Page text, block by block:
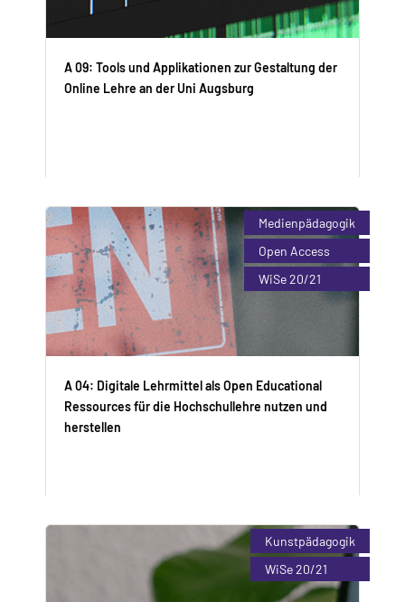
A 09: Tools und Applikationen zur Gestaltung der
Online Lehre an der Uni Augsburg
Vincent Dusanek (M.A.)
Enroll Now
A 04: Digitale Lehrmittel als Open Educational
Ressources für die Hochschullehre nutzen und
herstellen
Vincent Dusanek (M.A.)
Medienpädagogik
Open Access
WiSe 20/21
Kunstpädagogik
WiSe 20/21